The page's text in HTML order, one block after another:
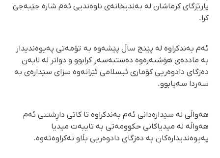
پارێزگای کرماشان لە بەندیخانەی ناوەندیی ئەم شارە جێبەجێ
کرا.
ئەم بەندکراوە لە پێنج ساڵ پێشەوە بە تۆمەتی پەیوەندیدار
بە ماددەی هۆشبەرەوە دەستبەسەر کرابوو و دواتر لە لایەن
دەزگای دادوەریی کۆماری ئیسلامی ئێرانەوە سزای سێدارەی بە
سەردا سەپابوو.
هەواڵی لە سێدارەدانی ئەم بەندکراوە تا کاتی داڕشتنی ئەم
هەواڵە لە میدیاکانی حکوومەتی بە تایبەت میدیا
پەیوەندیدارەکان بە دەزگای دادوەریی بڵاو نەکراوەتەوە.